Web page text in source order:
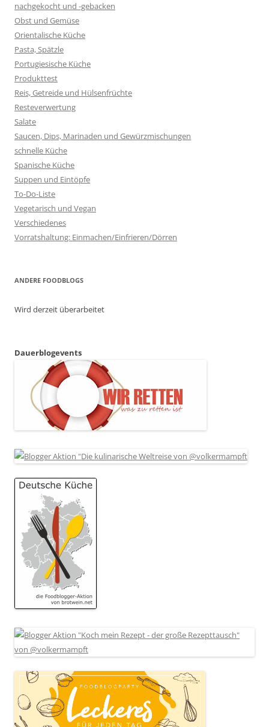
nachgekocht und -gebacken
Obst und Gemüse
Orientalische Küche
Pasta, Spätzle
Portugiesische Küche
Produkttest
Reis, Getreide und Hülsenfrüchte
Resteverwertung
Salate
Saucen, Dips, Marinaden und Gewürzmischungen
schnelle Küche
Spanische Küche
Suppen und Eintöpfe
To-Do-Liste
Vegetarisch und Vegan
Verschiedenes
Vorratshaltung: Einmachen/Einfrieren/Dörren
ANDERE FOODBLOGS
Wird derzeit überarbeitet
Dauerblogevents